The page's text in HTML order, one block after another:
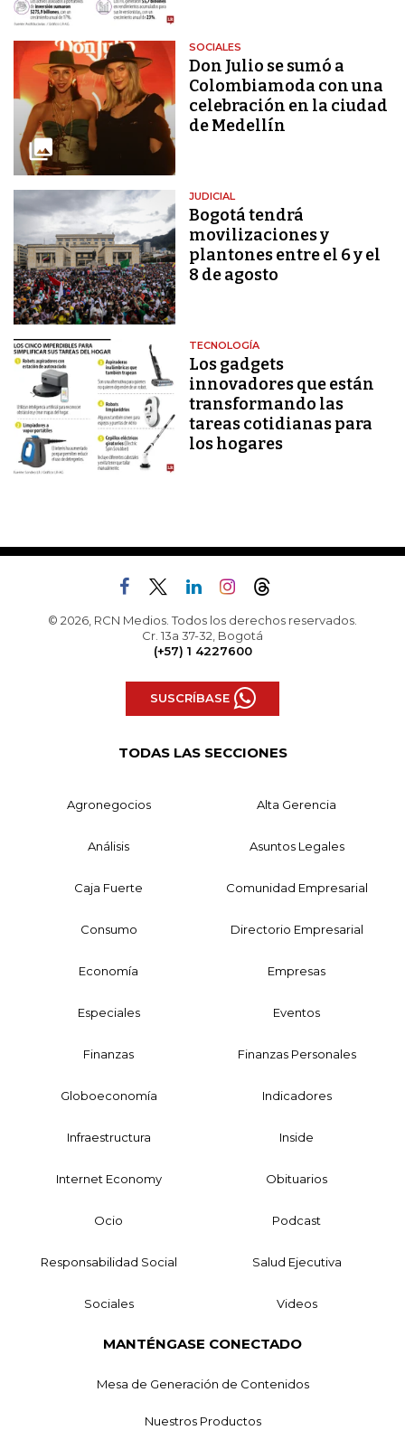
SOCIALES
Don Julio se sumó a
Colombiamoda con una
celebración en la ciudad
de Medellín
JUDICIAL
Bogotá tendrá
movilizaciones y
plantones entre el 6 y el
8 de agosto
TECNOLOGÍA
Los gadgets
innovadores que están
transformando las
tareas cotidianas para
los hogares
© 2026, RCN Medios. Todos los derechos reservados.
Cr. 13a 37-32, Bogotá
(+57) 1 4227600
SUSCRÍBASE
TODAS LAS SECCIONES
Agronegocios Alta Gerencia
Análisis Asuntos Legales
Caja Fuerte Comunidad Empresarial
Consumo Directorio Empresarial
Economía Empresas
Especiales Eventos
Finanzas Finanzas Personales
Globoeconomía Indicadores
Infraestructura Inside
Internet Economy Obituarios
Ocio Podcast
Responsabilidad Social Salud Ejecutiva
Sociales Videos
MANTÉNGASE CONECTADO
Mesa de Generación de Contenidos
Nuestros Productos